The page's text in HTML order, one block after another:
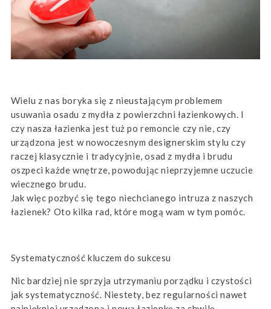
Wielu z nas boryka się z nieustającym problemem
usuwania osadu z mydła z powierzchni łazienkowych. I
czy nasza łazienka jest tuż po remoncie czy nie, czy
urządzona jest w nowoczesnym designerskim stylu czy
raczej klasycznie i tradycyjnie, osad z mydła i brudu
oszpeci każde wnętrze, powodując nieprzyjemne uczucie
wiecznego brudu.
Jak więc pozbyć się tego niechcianego intruza z naszych
łazienek? Oto kilka rad, które mogą wam w tym pomóc.
Systematyczność kluczem do sukcesu
Nic bardziej nie sprzyja utrzymaniu porządku i czystości
jak systematyczność. Niestety, bez regularności nawet